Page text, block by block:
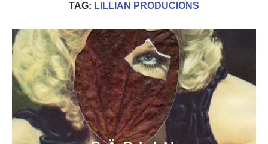
TAG: LILLIAN PRODUCIONS